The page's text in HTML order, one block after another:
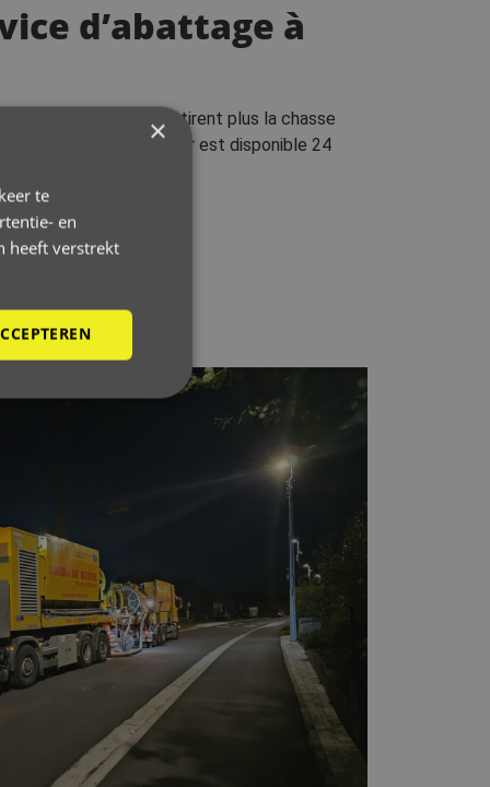
d’abattage à
des toilettes qui ne tirent plus la chasse
de Guido De Wever est disponible 24
×
te
en
heeft verstrekt